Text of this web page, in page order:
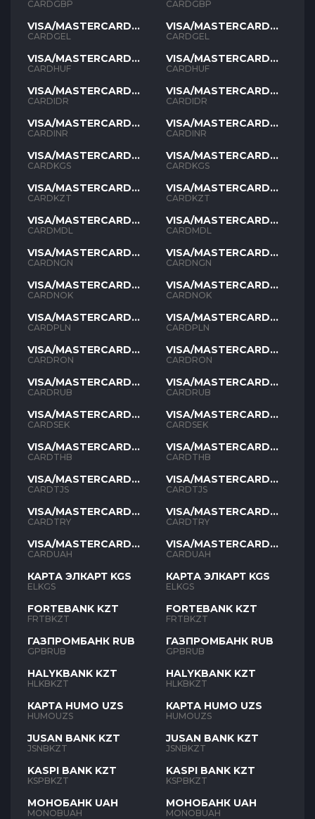
GBP
CARDGBP
VISA/MASTERCARD
GEL
CARDGEL
VISA/MASTERCARD
HUF
CARDHUF
VISA/MASTERCARD
IDR
CARDIDR
VISA/MASTERCARD
INR
CARDINR
VISA/MASTERCARD
KGS
CARDKGS
VISA/MASTERCARD
KZT
CARDKZT
VISA/MASTERCARD
MDL
CARDMDL
VISA/MASTERCARD
NGN
CARDNGN
VISA/MASTERCARD
NOK
CARDNOK
VISA/MASTERCARD
PLN
CARDPLN
VISA/MASTERCARD
RON
CARDRON
VISA/MASTERCARD
RUB
CARDRUB
VISA/MASTERCARD
SEK
CARDSEK
VISA/MASTERCARD
THB
CARDTHB
VISA/MASTERCARD
TJS
CARDTJS
VISA/MASTERCARD
TYR
CARDTRY
VISA/MASTERCARD
UAH
CARDUAH
КАРТА ЭЛКАРТ KGS
ELKGS
FORTEBANK KZT
FRTBKZT
ГАЗПРОМБАНК RUB
GPBRUB
HALYKBANK KZT
HLKBKZT
КАРТА HUMO UZS
HUMOUZS
JUSAN BANK KZT
JSNBKZT
KASPI BANK KZT
KSPBKZT
МОНОБАНК UAH
MONOBUAH
GBP
CARDGBP
VISA/MASTERCARD
GEL
CARDGEL
VISA/MASTERCARD
HUF
CARDHUF
VISA/MASTERCARD
IDR
CARDIDR
VISA/MASTERCARD
INR
CARDINR
VISA/MASTERCARD
KGS
CARDKGS
VISA/MASTERCARD
KZT
CARDKZT
VISA/MASTERCARD
MDL
CARDMDL
VISA/MASTERCARD
NGN
CARDNGN
VISA/MASTERCARD
NOK
CARDNOK
VISA/MASTERCARD
PLN
CARDPLN
VISA/MASTERCARD
RON
CARDRON
VISA/MASTERCARD
RUB
CARDRUB
VISA/MASTERCARD
SEK
CARDSEK
VISA/MASTERCARD
THB
CARDTHB
VISA/MASTERCARD
TJS
CARDTJS
VISA/MASTERCARD
TYR
CARDTRY
VISA/MASTERCARD
UAH
CARDUAH
КАРТА ЭЛКАРТ KGS
ELKGS
FORTEBANK KZT
FRTBKZT
ГАЗПРОМБАНК RUB
GPBRUB
HALYKBANK KZT
HLKBKZT
КАРТА HUMO UZS
HUMOUZS
JUSAN BANK KZT
JSNBKZT
KASPI BANK KZT
KSPBKZT
МОНОБАНК UAH
MONOBUAH